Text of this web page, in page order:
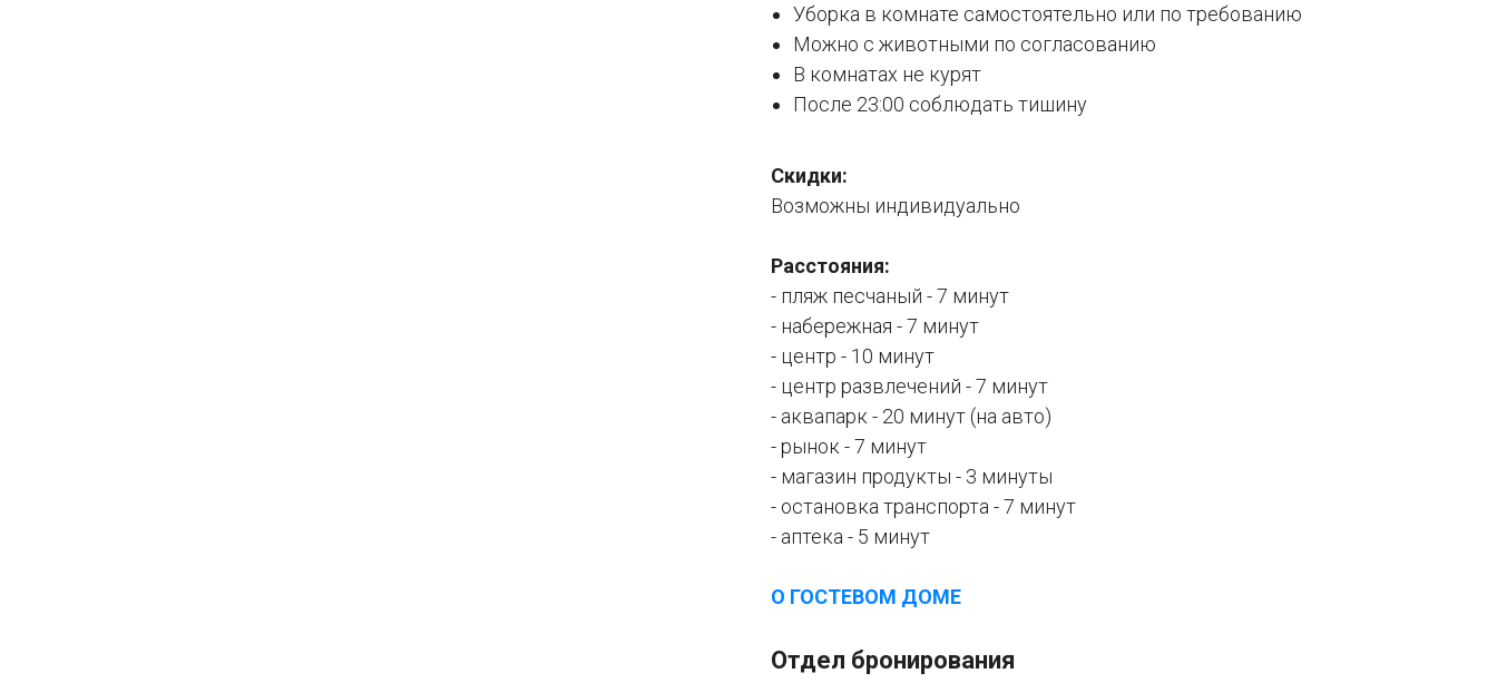
Уборка в комнате самостоятельно или по требованию
Можно с животными по согласованию
В комнатах не курят
После 23:00 соблюдать тишину
Скидки:
Возможны индивидуально
Расстояния:
- пляж песчаный - 7 минут
- набережная - 7 минут
- центр - 10 минут
- центр развлечений - 7 минут
- аквапарк - 20 минут (на авто)
- рынок - 7 минут
- магазин продукты - 3 минуты
- остановка транспорта - 7 минут
- аптека - 5 минут
О ГОСТЕВОМ ДОМЕ
Отдел бронирования